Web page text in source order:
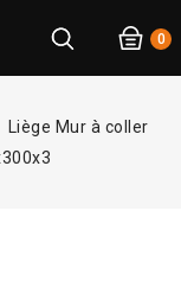
0
Liège Mur à coller